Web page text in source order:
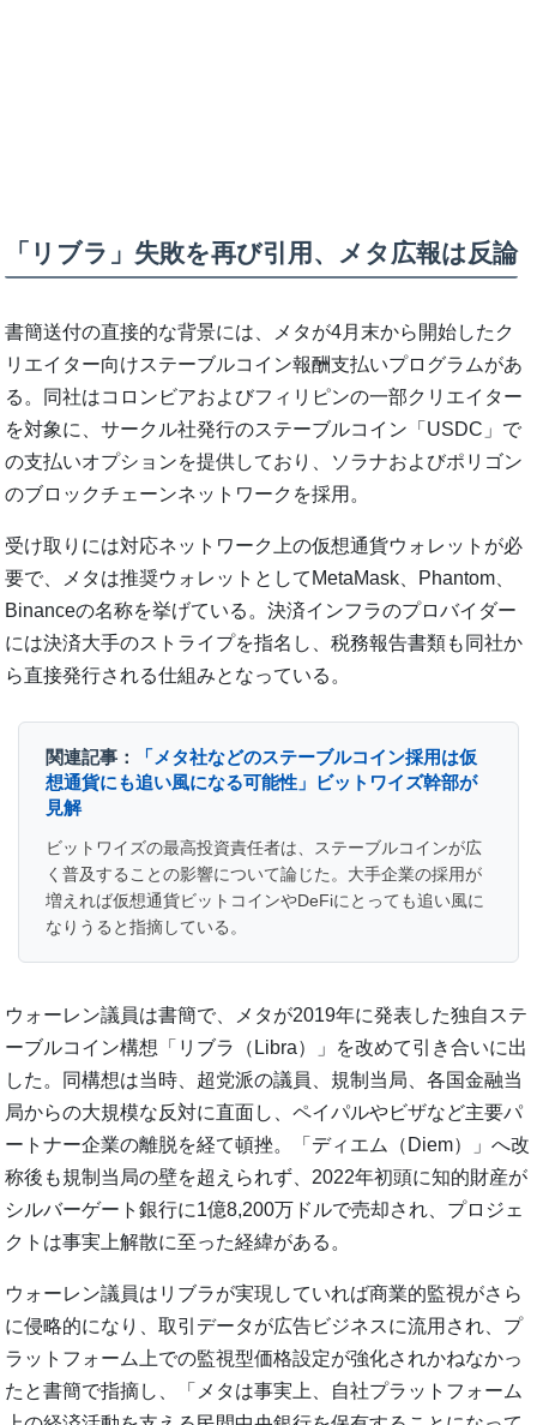
「リブラ」失敗を再び引用、メタ広報は反論
書簡送付の直接的な背景には、メタが4月末から開始したク
リエイター向けステーブルコイン報酬支払いプログラムがあ
る。同社はコロンビアおよびフィリピンの一部クリエイター
を対象に、サークル社発行のステーブルコイン「USDC」で
の支払いオプションを提供しており、ソラナおよびポリゴン
のブロックチェーンネットワークを採用。
受け取りには対応ネットワーク上の仮想通貨ウォレットが必
要で、メタは推奨ウォレットとしてMetaMask、Phantom、
Binanceの名称を挙げている。決済インフラのプロバイダー
には決済大手のストライプを指名し、税務報告書類も同社か
ら直接発行される仕組みとなっている。
関連記事：
「メタ社などのステーブルコイン採用は仮
想通貨にも追い風になる可能性」ビットワイズ幹部が
見解
ビットワイズの最高投資責任者は、ステーブルコインが広
く普及することの影響について論じた。大手企業の採用が
増えれば仮想通貨ビットコインやDeFiにとっても追い風に
なりうると指摘している。
ウォーレン議員は書簡で、メタが2019年に発表した独自ステ
ーブルコイン構想「リブラ（Libra）」を改めて引き合いに出
した。同構想は当時、超党派の議員、規制当局、各国金融当
局からの大規模な反対に直面し、ペイパルやビザなど主要パ
ートナー企業の離脱を経て頓挫。「ディエム（Diem）」へ改
称後も規制当局の壁を超えられず、2022年初頭に知的財産が
シルバーゲート銀行に1億8,200万ドルで売却され、プロジェ
クトは事実上解散に至った経緯がある。
ウォーレン議員はリブラが実現していれば商業的監視がさら
に侵略的になり、取引データが広告ビジネスに流用され、プ
ラットフォーム上での監視型価格設定が強化されかねなかっ
たと書簡で指摘し、「メタは事実上、自社プラットフォーム